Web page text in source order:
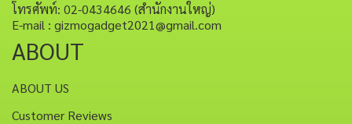
โทรศัพท์: 02-0434646 (สำนักงานใหญ่)
E-mail : gizmogadget2021@gmail.com
ABOUT
ABOUT US
Customer Reviews